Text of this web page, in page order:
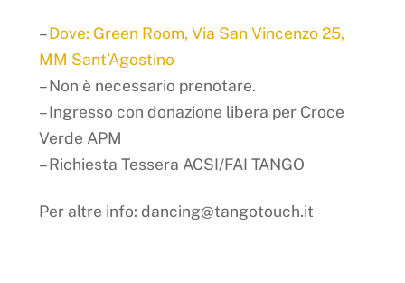
–Dove: Green Room, Via San Vincenzo 25,
MM Sant’Agostino
– Non è necessario prenotare.
– Ingresso con donazione libera per Croce
Verde APM
– Richiesta Tessera ACSI/FAI TANGO
Per altre info: dancing@tangotouch.it